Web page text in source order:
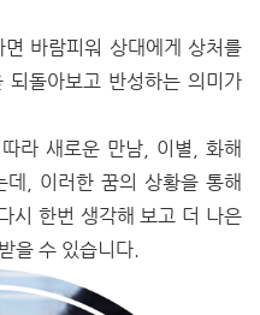
바람피워 상대에게 상처를
돌아보고 반성하는 의미가
라 새로운 만남, 이별, 화해
, 이러한 꿈의 상황을 통해
시 한번 생각해 보고 더 나은
을 수 있습니다.